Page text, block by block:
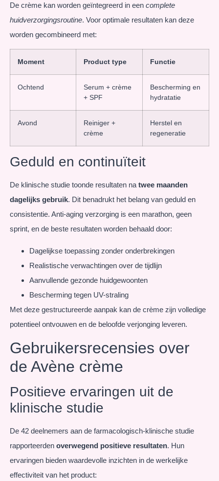
De crème kan worden geïntegreerd in een complete
huidverzorgingsroutine. Voor optimale resultaten kan deze
worden gecombineerd met:
Moment Product type Functie
Ochtend
Serum + crème
+ SPF
Bescherming en
hydratatie
Avond
Reiniger +
crème
Herstel en
regeneratie
Geduld en continuïteit
De klinische studie toonde resultaten na twee maanden
dagelijks gebruik. Dit benadrukt het belang van geduld en
consistentie. Anti-aging verzorging is een marathon, geen
sprint, en de beste resultaten worden behaald door:
Dagelijkse toepassing zonder onderbrekingen
Realistische verwachtingen over de tijdlijn
Aanvullende gezonde huidgewoonten
Bescherming tegen UV-straling
Met deze gestructureerde aanpak kan de crème zijn volledige
potentieel ontvouwen en de beloofde verjonging leveren.
Gebruikersrecensies over
de Avène crème
Positieve ervaringen uit de
klinische studie
De 42 deelnemers aan de farmacologisch-klinische studie
rapporteerden overwegend positieve resultaten. Hun
ervaringen bieden waardevolle inzichten in de werkelijke
effectiviteit van het product: